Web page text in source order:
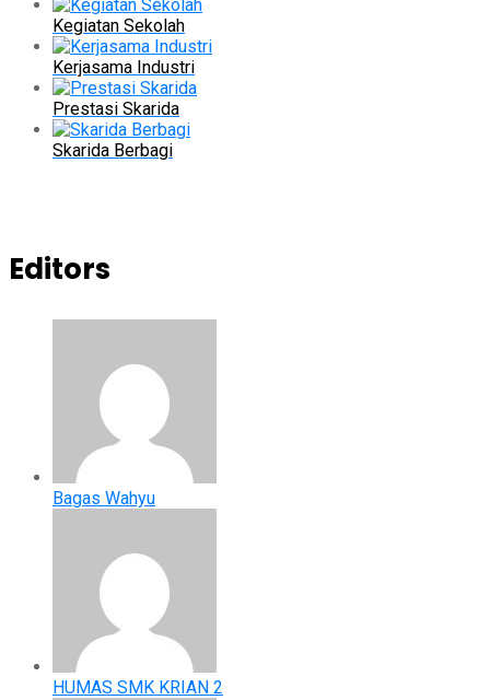
Kegiatan Sekolah
Kerjasama Industri
Prestasi Skarida
Skarida Berbagi
Editors
Bagas Wahyu
HUMAS SMK KRIAN 2